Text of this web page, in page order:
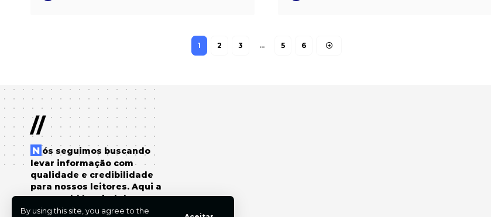
By using this site, you agree to the
1 2 3 … 5 6
//
Nós seguimos buscando
levar informação com
qualidade e credibilidade
para nossos leitores. Aqui a
sua voz é Manchete!